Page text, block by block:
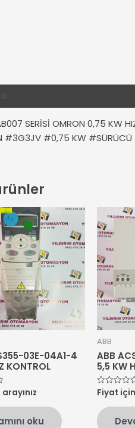
SERİSİ OMRON 0,75 KW
#3G3JV #0,75 KW #SÜRÜCÜ
03E-04A1-4
KONTROL
oku
ABB
ABB
5,5 KW
5
üzerinden
oy
aldı
Fiyat için